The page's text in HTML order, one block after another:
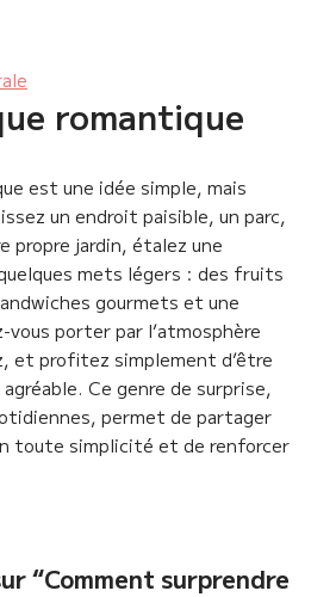
romantique
est une idée simple, mais
un endroit paisible, un parc,
propre jardin, étalez une
mets légers : des fruits
gourmets et une
porter par l’atmosphère
et profitez simplement d’être
Ce genre de surprise,
permet de partager
toute simplicité et de renforcer
“Comment surprendre